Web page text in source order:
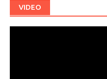
VIDEO